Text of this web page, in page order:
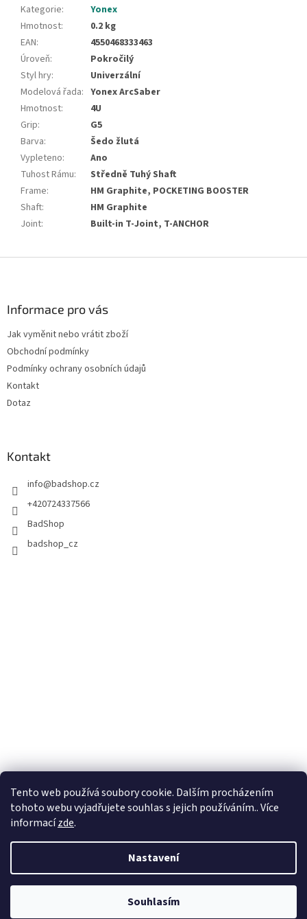
Tento web používá soubory cookie. Dalším procházením
tohoto webu vyjadřujete souhlas s jejich používáním.. Více
informacízde.
Nastavení
Souhlasím
Kategorie:
Yonex
Hmotnost:
0.2 kg
EAN:
4550468333463
Úroveň:
Pokročilý
Styl hry:
Univerzální
Modelová řada: Yonex ArcSaber
Hmotnost:
4U
Grip:
G5
Barva:
Šedo žlutá
Vypleteno:
Ano
Tuhost Rámu:
Středně Tuhý Shaft
Frame:
HM Graphite, POCKETING BOOSTER
Shaft:
HM Graphite
Joint: Built-in T-Joint, T-ANCHOR
Informace pro vás
Jak vyměnit nebo vrátit zboží
Obchodní podmínky
Podmínky ochrany osobních údajů
Kontakt
Dotaz
Kontakt
info@badshop.cz
+420724337566
BadShop
badshop_cz
Copyright 2026BadShop. Všechna práva vyhrazena.Upravit
nastavení cookies